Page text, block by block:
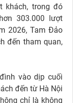
khách, trong đó
303.000 lượt
2026, Tam Đảo
đến tham quan,
vào dịp cuối
đến từ Hà Nội
chỉ là không